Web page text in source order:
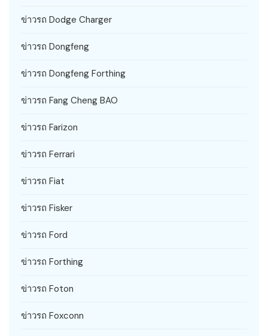
ข่าวรถ Dodge Charger
ข่าวรถ Dongfeng
ข่าวรถ Dongfeng Forthing
ข่าวรถ Fang Cheng BAO
ข่าวรถ Farizon
ข่าวรถ Ferrari
ข่าวรถ Fiat
ข่าวรถ Fisker
ข่าวรถ Ford
ข่าวรถ Forthing
ข่าวรถ Foton
ข่าวรถ Foxconn